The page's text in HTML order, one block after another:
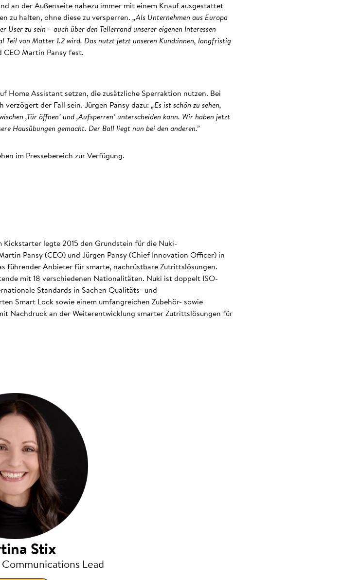
an der Außenseite nahezu immer mit einem Knauf ausgestattet
zu halten, ohne diese zu versperren. „Als Unternehmen aus Europa
zu sein – auch über den Tellerrand unserer eigenen Interessen
Teil von Matter 1.2 wird. Das nutzt jetzt unseren Kund:innen, langfristig
Martin Pansy fest.
Home Assistant setzen, die zusätzliche Sperraktion nutzen. Bei
der Fall sein. Jürgen Pansy dazu: „Es ist schön zu sehen,
,Tür öffnen’ und ,Aufsperren’ unterscheiden kann. Wir haben jetzt
Hausübungen gemacht. Der Ball liegt nun bei den anderen.”
im Pressebereich zur Verfügung.
legte 2015 den Grundstein für die Nuki-
Pansy (CEO) und Jürgen Pansy (Chief Innovation Officer) in
führender Anbieter für smarte, nachrüstbare Zutrittslösungen.
mit 18 verschiedenen Nationalitäten. Nuki ist doppelt ISO-
Standards in Sachen Qualitäts- und
Smart Lock sowie einem umfangreichen Zubehör- sowie
Nachdruck an der Weiterentwicklung smarter Zutrittslösungen für
Stix
Lead